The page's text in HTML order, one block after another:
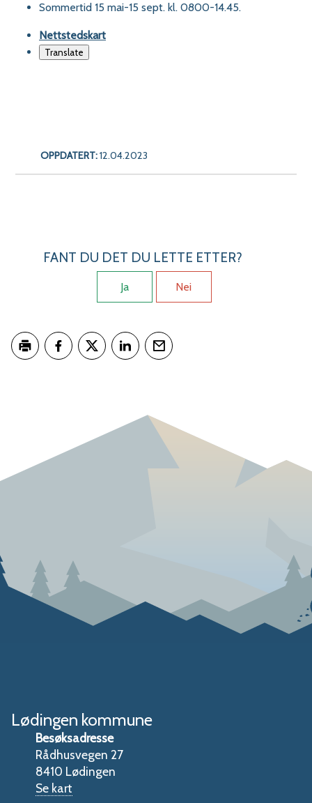
Sommertid 15 mai-15 sept. kl. 0800-14.45.
Nettstedskart
Translate
OPPDATERT:12.04.2023
FANT DU DET DU LETTE ETTER?
Ja Nei
Lødingen kommune
Besøksadresse
Rådhusvegen 27
8410 Lødingen
Se kart